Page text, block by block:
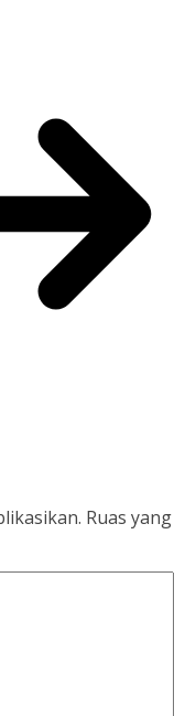
Ruas yang